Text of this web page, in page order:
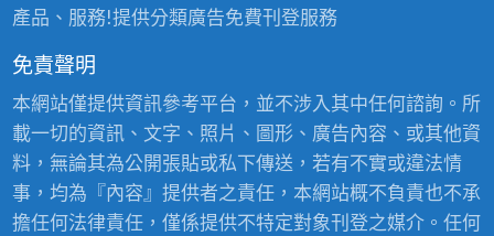
產品、服務!提供分類廣告免費刊登服務
免責聲明
本網站僅提供資訊參考平台，並不涉入其中任何諮詢。所
載一切的資訊、文字、照片、圖形、廣告內容、或其他資
料，無論其為公開張貼或私下傳送，若有不實或違法情
事，均為『內容』提供者之責任，本網站概不負責也不承
擔任何法律責任，僅係提供不特定對象刊登之媒介。任何